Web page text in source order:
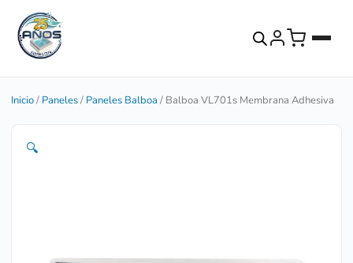
Inicio/ Paneles/ Paneles Balboa / Balboa VL701s Membrana Adhesiva
🔍